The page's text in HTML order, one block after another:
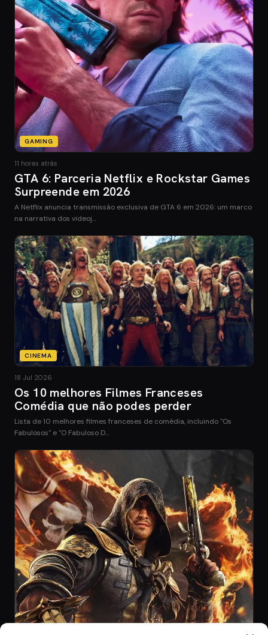
GAMING
11 horas atrás
GTA 6: Parceria Netflix e Rockstar Games
Surpreende em 2026
A Netflix anuncia transmissão exclusiva de GTA 6 em 2026: um marco
na narrativa dos videoj…
CINEMA
18 Jul 2026
Os 10 melhores Filmes Franceses
Comédia que não podes perder
Lista de 10 melhores filmes franceses de comédia, incluindo "Os
Fabulosos" e "O Fabuloso D…